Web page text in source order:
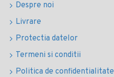
Despre noi
Livrare
Protectia datelor
Termeni si conditii
Politica de confidentialitate